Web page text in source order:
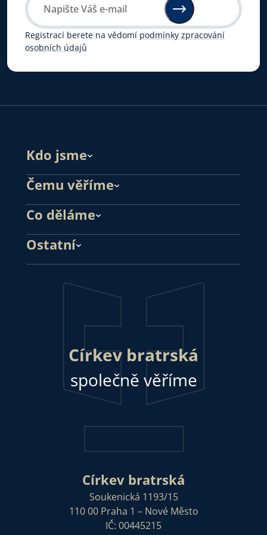
Registrací berete na vědomí podmínky zpracování
osobních údajů
Kdo jsme
Čemu věříme
Co děláme
Ostatní
Církev bratrská
společně věříme
Církev bratrská
Soukenická 1193/15
110 00 Praha 1 – Nové Město
IČ: 00445215